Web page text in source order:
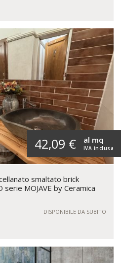
42,09 € IVA inclusa
al mq
smaltato brick
MOJAVE by Ceramica
DISPONIBILE DA SUBITO